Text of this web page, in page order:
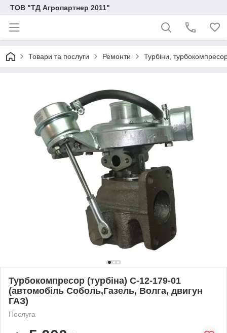
ТОВ "ТД Агропартнер 2011"
Товари та послуги Ремонти Турбіни,
Турбокомпресор (турбіна) С-12-179-01
(автомобіль Соболь,Газель, Волга, двигун
ГАЗ)
Послуга